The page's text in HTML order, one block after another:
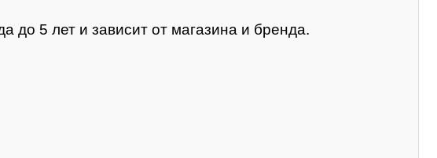
до 5 лет и зависит от магазина и бренда.